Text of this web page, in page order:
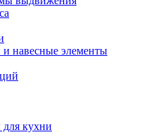
навесные элементы
кухни